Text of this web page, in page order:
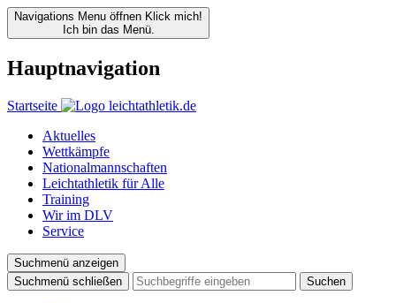
Navigations Menu öffnen Klick mich!
Ich bin das Menü.
Hauptnavigation
Startseite
Aktuelles
Wettkämpfe
Nationalmannschaften
Leichtathletik für Alle
Training
Wir im DLV
Service
Suchmenü anzeigen
Suchmenü schließen
Suchen